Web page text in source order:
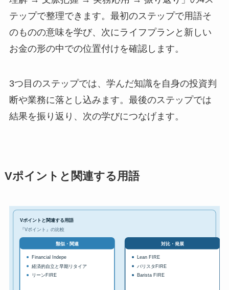
テップで整理できます。最初のステップで用語そ
のものの意味を学び、次にライフプランと新しい
お金の形の中での位置付けを確認します。
3つ目のステップでは、学んだ知識を自身の投資判
断や業務に落とし込みます。最後のステップでは
結果を振り返り、次の学びにつなげます。
Vポイントと関連する用語
Vポイントと関連する用語
『Vポイント』の比較
類似・関連
Financial Indepe
経済的自立と早期リタイア
リーンFIRE
対比・発展
Lean FIRE
バリスタFIRE
Barista FIRE